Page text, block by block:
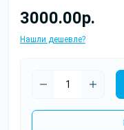
3000.00р.
Нашли дешевле?